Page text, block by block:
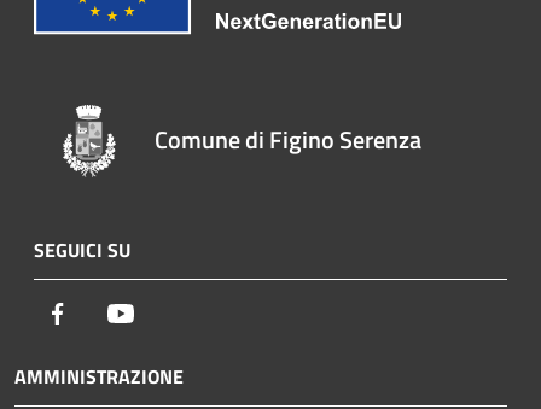
Comune di Figino Serenza
SEGUICI SU
Facebook
AMMINISTRAZIONE